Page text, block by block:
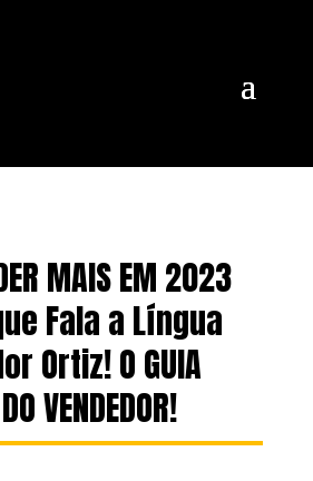
MAIS EM 2023
Fala a Língua
Ortiz! O GUIA
VENDEDOR!